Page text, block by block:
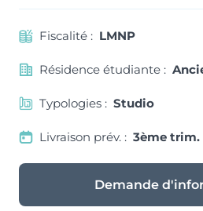
Fiscalité : LMNP
Résidence étudiante :
Typologies : Studio
Livraison prév. : 3ème trim.
Demande